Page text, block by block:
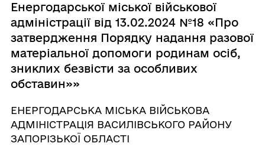
Енергодарської міської військової
адміністрації від 13.02.2024 №18 «Про
затвердження Порядку надання разової
матеріальної допомоги родинам осіб,
зниклих безвісти за особливих
обставин»»
ЕНЕРГОДАРСЬКА МІСЬКА ВІЙСЬКОВА
АДМІНІСТРАЦІЯ ВАСИЛІВСЬКОГО РАЙОНУ
ЗАПОРІЗЬКОЇ ОБЛАСТІ